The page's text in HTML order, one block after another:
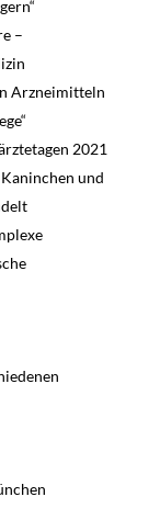
–
Arzneimitteln
2021
und